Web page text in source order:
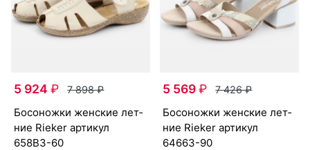
5 924₽ 7 898₽
бо­сонож­ки женс­кие лет­
ние Ri­eker артикул
658B3-60
5 569₽ 7 426₽
бо­сонож­ки женс­кие лет­
ние Ri­eker артикул
64663-90